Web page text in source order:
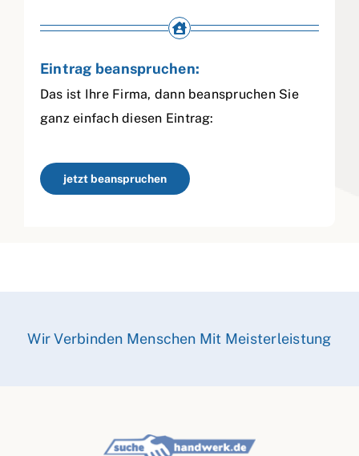
Eintrag beanspruchen:
Das ist Ihre Firma, dann beanspruchen Sie
ganz einfach diesen Eintrag:
jetzt beanspruchen
Wir Verbinden Menschen Mit Meisterleistung